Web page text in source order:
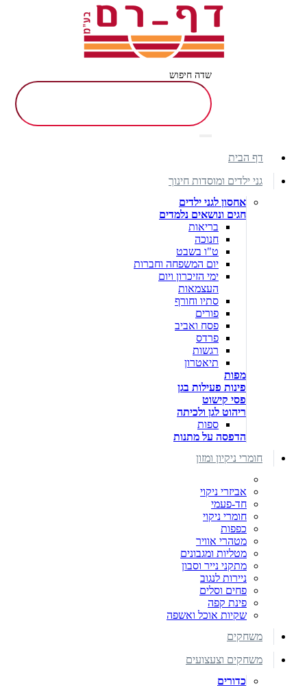
שדה חיפוש
דף הבית
גני ילדים ומוסדות חינוך
אחסון לגני ילדים
חגים ונושאים נלמדים
בריאות
חנוכה
ט"ו בשבט
יום המשפחה וחברות
ימי הזיכרון ויום
העצמאות
סתיו וחורף
פורים
פסח ואביב
פרדס
רגשות
תיאטרון
מפות
פינות פעילות בגן
פסי קישוט
ריהוט לגן ולכיתה
ספות
הדפסה על מתנות
חומרי ניקיון ומזון
אביזרי ניקוי
חד-פעמי
חומרי ניקוי
כפפות
מטהרי אוויר
מטליות ומגבונים
מתקני נייר וסבון
ניירות לנגוב
פחים וסלים
פינת קפה
שקיות אוכל ואשפה
משחקים
משחקים וצעצועים
כדורים